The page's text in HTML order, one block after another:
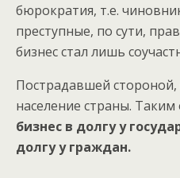
бюрократия, т.е.
преступные, по сути,
бизнес стал лишь
Пострадавшей стороной,
население страны. Таким
бизнес в долгу у
долгу у граждан.